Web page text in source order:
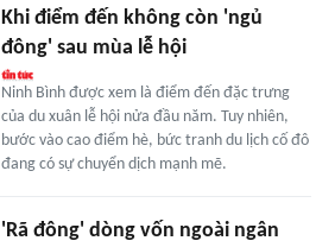
Khi điểm đến không còn 'ngủ
đông' sau mùa lễ hội
Ninh Bình được xem là điểm đến đặc trưng
của du xuân lễ hội nửa đầu năm. Tuy nhiên,
bước vào cao điểm hè, bức tranh du lịch cố đô
đang có sự chuyển dịch mạnh mẽ.
'Rã đông' dòng vốn ngoài ngân